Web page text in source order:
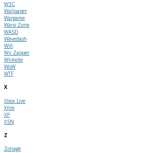
W3C
Wallpaper
Wargame
Warp Zone
WASD
Wavedash
Wifi
Wii Zapper
Wiimote
WoW
WTF
X
Xbox Live
Xfire
XP
XSN
Z
Zonage